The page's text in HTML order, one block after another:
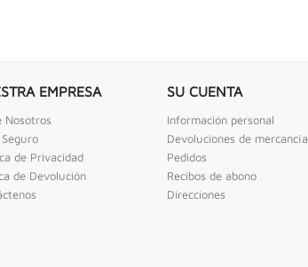
EMPRESA
Nosotros
de Privacidad
de Devolución
SU CUENTA
Información personal
Devoluciones de mercancía
Pedidos
Recibos de abono
Direcciones